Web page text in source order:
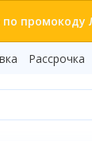
по промокоду
Рассрочка